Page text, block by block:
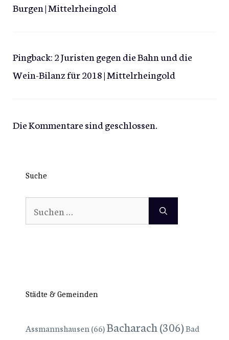
Burgen | Mittelrheingold
Pingback:2 Juristen gegen die Bahn und die
Wein-Bilanz für 2018 | Mittelrheingold
Die Kommentare sind geschlossen.
Suche
Suchen
nach:
Städte & Gemeinden
Assmannshausen (66)Bacharach(306)Bad